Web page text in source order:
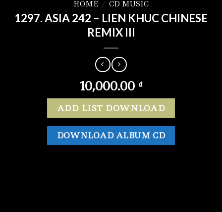
HOME / CD MUSIC
1297. ASIA 242 – LIEN KHUC CHINESE
REMIX III
10,000.00 ₫
ADD LIST DOWNLOAD
DOWNLOAD ALBUM CD